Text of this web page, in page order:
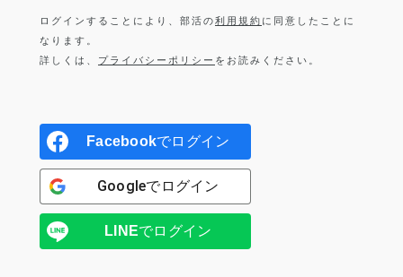
ログインすることにより、部活の利用規約 に同意したことに
なります。
詳しくは、 プライバシーポリシー をお読みください。
Facebookでログイン
Googleでログイン
LINEでログイン